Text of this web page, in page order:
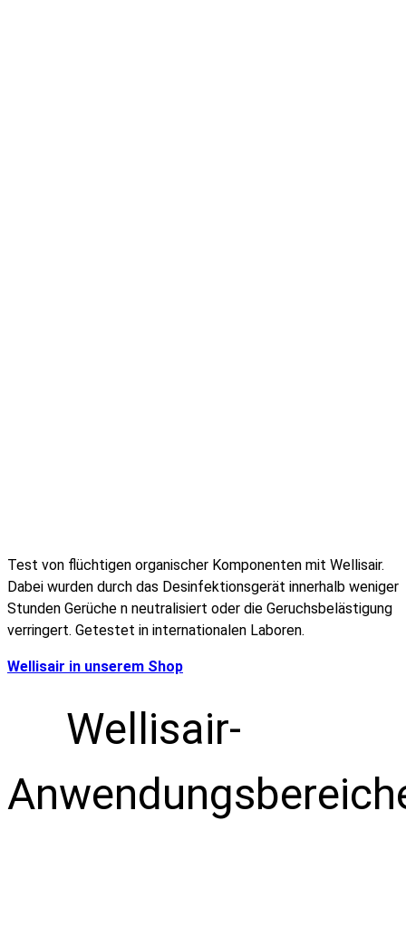
Test von flüchtigen organischer Komponenten mit Wellisair.
Dabei wurden durch das Desinfektionsgerät innerhalb weniger
Stunden Gerüche n neutralisiert oder die Geruchsbelästigung
verringert. Getestet in internationalen Laboren.
Wellisair in unserem Shop
Wellisair-